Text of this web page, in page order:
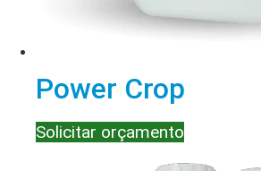
Power Crop
Solicitar orçamento